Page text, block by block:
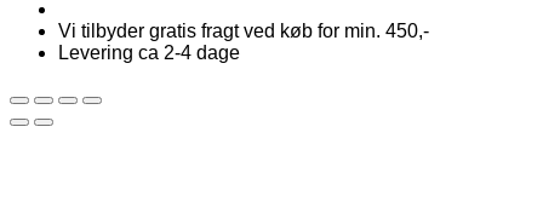
Vi tilbyder gratis fragt ved køb for min. 450,-
Levering ca 2-4 dage